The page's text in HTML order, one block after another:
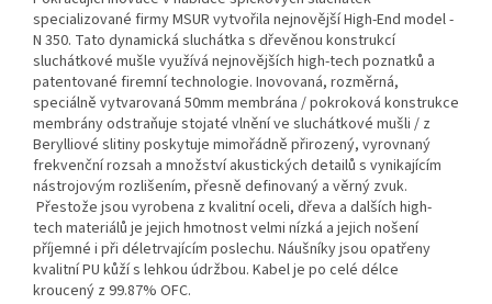
specializované firmy MSUR vytvořila nejnovější High-End model -
N 350. Tato dynamická sluchátka s dřevěnou konstrukcí
sluchátkové mušle využívá nejnovějších high-tech poznatků a
patentované firemní technologie. Inovovaná, rozměrná,
speciálně vytvarovaná 50mm membrána / pokroková konstrukce
membrány odstraňuje stojaté vlnění ve sluchátkové mušli / z
Berylliové slitiny poskytuje mimořádně přirozený, vyrovnaný
frekvenční rozsah a množství akustických detailů s vynikajícím
nástrojovým rozlišením, přesně definovaný a věrný zvuk.
Přestože jsou vyrobena z kvalitní oceli, dřeva a dalších high-
tech materiálů je jejich hmotnost velmi nízká a jejich nošení
příjemné i při déletrvajícím poslechu. Náušníky jsou opatřeny
kvalitní PU kůží s lehkou údržbou. Kabel je po celé délce
kroucený z 99.87% OFC.